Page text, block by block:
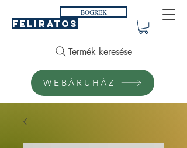
FELIRATOS
BÖGRÉK
Termék keresése
WEBÁRUHÁZ